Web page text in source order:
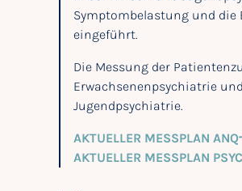
Symptombelastung und die
eingeführt.
Die Messung der
Erwachsenenpsychiatrie
Jugendpsychiatrie.
AKTUELLER MESSPLAN ANQ
AKTUELLER MESSPLAN